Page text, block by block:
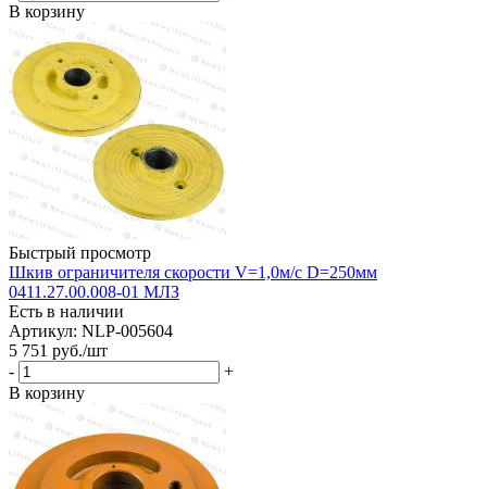
В корзину
Быстрый просмотр
Шкив ограничителя скорости V=1,0м/с D=250мм
0411.27.00.008-01 МЛЗ
Есть в наличии
Артикул: NLP-005604
5 751 руб./шт
-
+
В корзину